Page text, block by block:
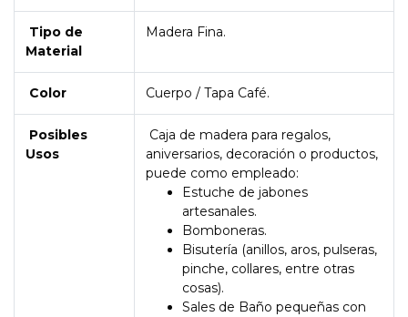
Tipo de
Material
Madera Fina.
Color Cuerpo / Tapa Café.
Posibles
Usos
Caja de madera para regalos,
aniversarios, decoración o productos,
puede como empleado:
Estuche de jabones
artesanales.
Bomboneras.
Bisutería (anillos, aros, pulseras,
pinche, collares, entre otras
cosas).
Sales de Baño pequeñas con